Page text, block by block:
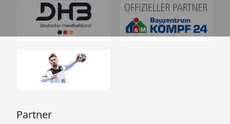
Partner